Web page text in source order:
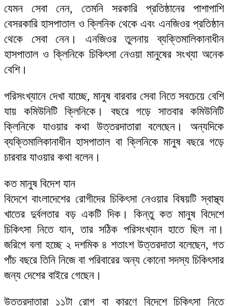
যেমন সেবা নেন, তেমনি সরকারি প্রতিষ্ঠানের পাশাপাশি
বেসরকারি হাসপাতাল ও ক্লিনিক থেকে এবং এনজিওর প্রতিষ্ঠান
থেকে সেবা নেন। এনজিওর তুলনায় ব্যক্তিমালিকানাধীন
হাসপাতাল ও ক্লিনিকে চিকিৎসা নেওয়া মানুষের সংখ্যা অনেক
বেশি।
পরিসংখ্যানে দেখা যাচ্ছে, মানুষ বারবার সেবা নিতে সবচেয়ে বেশি
যায় কমিউনিটি ক্লিনিকে। বছরে গড়ে সাতবার কমিউনিটি
ক্লিনিকে যাওয়ার কথা উত্তরদাতারা বলেছেন। অন্যদিকে
ব্যক্তিমালিকানাধীন হাসপাতাল বা ক্লিনিকে মানুষ বছরে গড়ে
চারবার যাওয়ার কথা বলেন।
কত মানুষ বিদেশ যান
বিদেশে বাংলাদেশের রোগীদের চিকিৎসা নেওয়ার বিষয়টি স্বাস্থ্য
খাতের দুর্বলতার বড় একটি দিক। কিন্তু কত মানুষ বিদেশে
চিকিৎসা নিতে যান, তার সঠিক পরিসংখ্যান হাতে ছিল না।
জরিপে বলা হচ্ছে ২ দশমিক ৪ শতাংশ উত্তরদাতা বলেছেন, গত
পাঁচ বছরে তিনি নিজে বা পরিবারের অন্য কোনো সদস্য চিকিৎসার
জন্য দেশের বাইরে গেছেন।
উত্তরদাতারা ১১টা রোগ বা কারণে বিদেশে চিকিৎসা নিতে